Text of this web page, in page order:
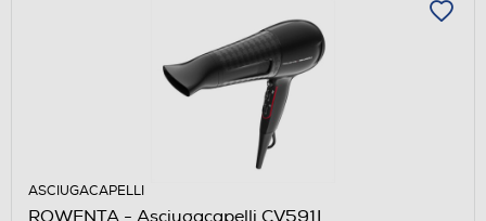
ASCIUGACAPELLI
ROWENTA - Asciugacapelli CV591L